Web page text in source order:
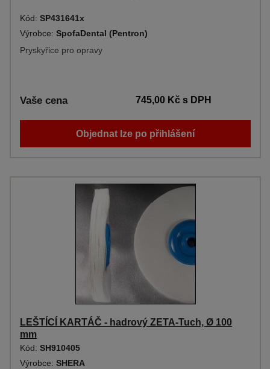
Kód: SP431641x
Výrobce: SpofaDental (Pentron)
Pryskyřice pro opravy
Vaše cena 745,00 Kčs DPH
Objednat lze po přihlášení
LEŠTÍCÍ KARTÁČ - hadrový ZETA-Tuch, Ø 100
mm
Kód: SH910405
Výrobce: SHERA